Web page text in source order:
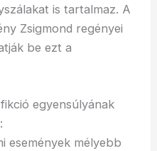
is tartalmaz. A
Zsigmond regényei
be ezt a
egyensúlyának
események mélyebb